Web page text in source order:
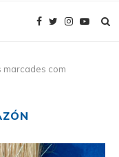
marcades com